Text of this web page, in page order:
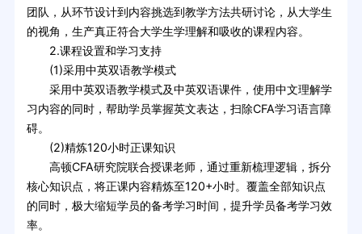
团队，从环节设计到内容挑选到教学方法共研讨论，从大学生
的视角，生产真正符合大学生学理解和吸收的课程内容。
2.课程设置和学习支持
(1)采用中英双语教学模式
采用中英双语教学模式及中英双语课件，使用中文理解学
习内容的同时，帮助学员掌握英文表达，扫除CFA学习语言障
碍。
(2)精炼120小时正课知识
高顿CFA研究院联合授课老师，通过重新梳理逻辑，拆分
核心知识点，将正课内容精炼至120+小时。覆盖全部知识点
的同时，极大缩短学员的备考学习时间，提升学员备考学习效
率。